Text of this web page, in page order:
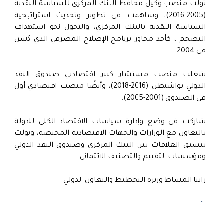
تولت منصب وكيل محافظ البنك المركزي للسياسة النقدية
(2005-2016)، وساهمت في تطوير وتحديث استراتيجية
السياسة النقدية بالبنك المركزي، والتحول نحو استهداف
التضخم ، كأحد محاور برنامج الإصلاح المصرفي الذي دُشن
في 2004.
شغلت منصب مستشار كبير اقتصاديي صندوق النقد
الدولي بواشنطن (2016-2018)، وأيضًا منصب اقتصادي أول
في الصندوق (2001-2005).
شاركت في وضع وإدارة سياسات الاقتصاد الكلي للدولة
بالتعاون مع الوزارات والجهات الاقتصادية المختصة، وتولت
تنسيق العلاقات بين البنك المركزي وصندوق النقد الدولي
ومؤسسات التقييم والتصنيف الائتماني.
رانيا المشاط وزيرة التخطيط والتعاون الدولي